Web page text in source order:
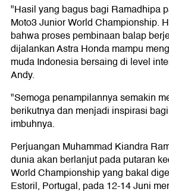
"Hasil yang bagus bagi Ramadhipa
Moto3 Junior World Championship.
bahwa proses pembinaan balap
dijalankan Astra Honda mampu
muda Indonesia bersaing di level
Andy.
"Semoga penampilannya semakin
berikutnya dan menjadi inspirasi
imbuhnya.
Perjuangan Muhammad Kiandra
dunia akan berlanjut pada putaran
World Championship yang bakal
Estoril, Portugal, pada 12-14 Juni